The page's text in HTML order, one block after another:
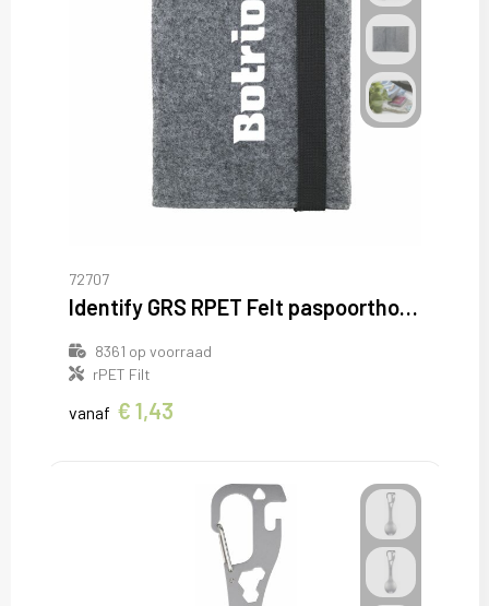
72707
Identify GRS RPET Felt paspoorthouder
8361 op voorraad
rPET Filt
vanaf € 1,43